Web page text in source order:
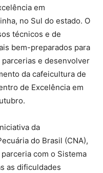
em
no Sul do estado. O
técnicos e de
bem-preparados para
e desenvolver
da cafeicultura de
de Excelência em
da
do Brasil (CNA),
com o Sistema
as dificuldades